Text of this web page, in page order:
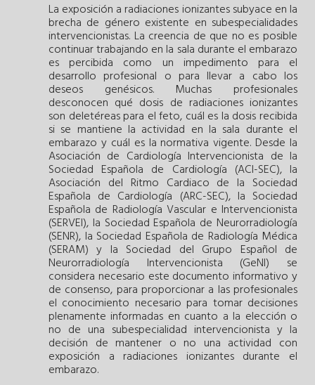
La exposición a radiaciones ionizantes subyace en la
brecha de género existente en subespecialidades
intervencionistas. La creencia de que no es posible
continuar trabajando en la sala durante el embarazo
es percibida como un impedimento para el
desarrollo profesional o para llevar a cabo los
deseos genésicos. Muchas profesionales
desconocen qué dosis de radiaciones ionizantes
son deletéreas para el feto, cuál es la dosis recibida
si se mantiene la actividad en la sala durante el
embarazo y cuál es la normativa vigente. Desde la
Asociación de Cardiología Intervencionista de la
Sociedad Española de Cardiología (ACI-SEC), la
Asociación del Ritmo Cardiaco de la Sociedad
Española de Cardiología (ARC-SEC), la Sociedad
Española de Radiología Vascular e Intervencionista
(SERVEI), la Sociedad Española de Neurorradiología
(SENR), la Sociedad Española de Radiología Médica
(SERAM) y la Sociedad del Grupo Español de
Neurorradiología Intervencionista (GeNI) se
considera necesario este documento informativo y
de consenso, para proporcionar a las profesionales
el conocimiento necesario para tomar decisiones
plenamente informadas en cuanto a la elección o
no de una subespecialidad intervencionista y la
decisión de mantener o no una actividad con
exposición a radiaciones ionizantes durante el
embarazo.